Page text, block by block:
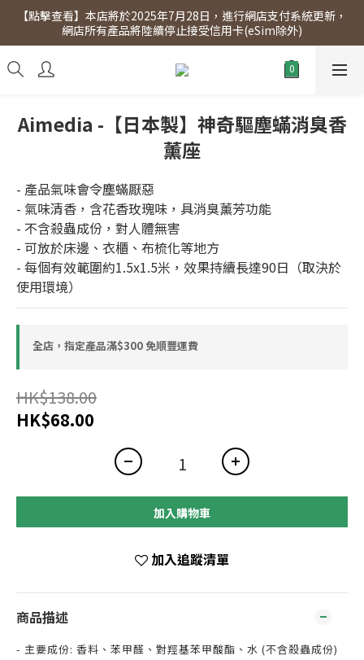
【點擊查看】會員專享 星期三全單95折!!!（優惠期至2026年12月
31日）。滿$300即免運費。
【點擊查看】本店將於2025年7月28日，進行網店支付系統更新，
網店所有產品將陸續停止接受信用卡(eSim除外)
【點擊查看】會員專享 星期三全單95折!!!（優惠期至2026年12月
31日）。滿$300即免運費。
Aimedia -【日本製】神奇驅塵蟎消臭香
薰座
- 產品氣味會令塵蟎厭惡
- 氣味清香，含花香玫瑰味，具消臭薰芳功能
- 不含殺蟲成份，對人體無害
- 可放於床邊、衣櫃、布梳化等地方
- 每個有效範圍約1.5x1.5米，效果持續長達90日（取決於
使用環境）
全店，指定產品滿$300 免順豐運費
HK$138.00
HK$68.00
加入購物車
加入追蹤清單
商品描述
- 主要成份: 香料、苯甲醛、對羥基苯甲酸酯、水 (不含殺蟲成份)